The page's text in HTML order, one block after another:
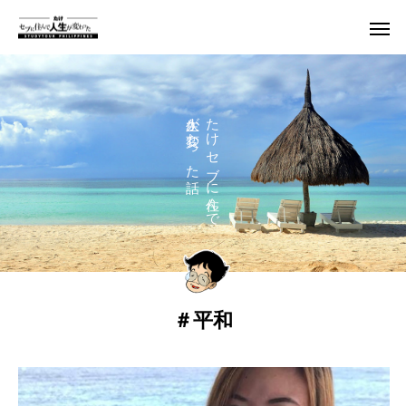
たけ セブに住んで
人生が変わった話
＃平和